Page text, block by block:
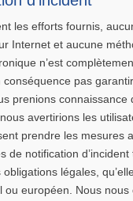
les efforts fournis,
Internet et aucune
n’est
conséquence pas
prenions connaissance
avertirions les
prendre les mesures
de notification d’incident
légales,
ou européen. Nous nous